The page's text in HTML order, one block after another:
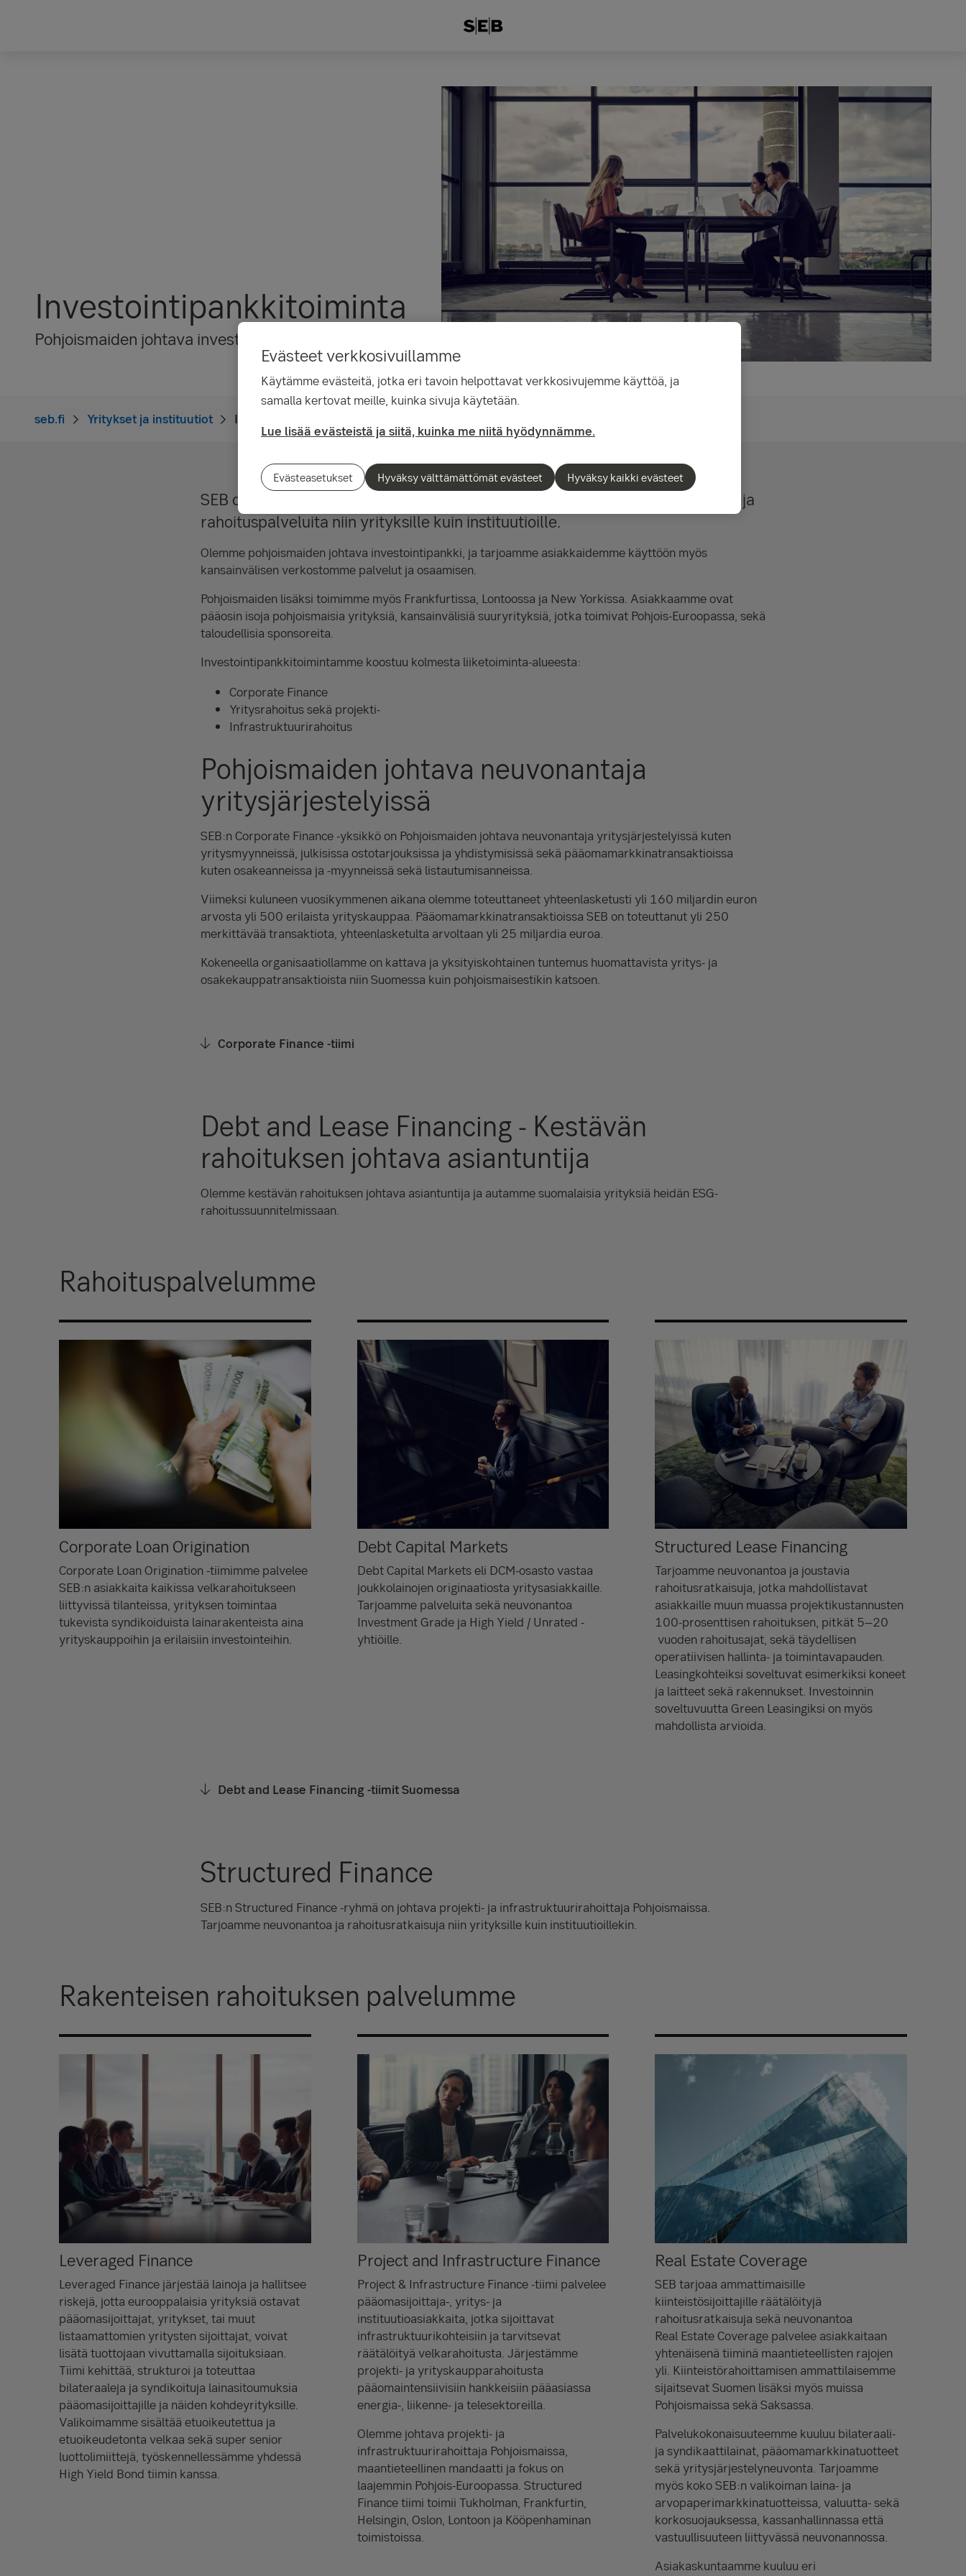
Investointipankkitoiminta
Pohjoismaiden johtava investointipankki
seb.fi Yritykset ja instituutiot Investointipankkipalvelut
SEB on täyden palvelun investointipankki, joka tarjoaa neuvonantopalveluita ja
rahoituspalveluita niin yrityksille kuin instituutioille.
Olemme pohjoismaiden johtava investointipankki, ja tarjoamme asiakkaidemme käyttöön myös
kansainvälisen verkostomme palvelut ja osaamisen.
Pohjoismaiden lisäksi toimimme myös Frankfurtissa, Lontoossa ja New Yorkissa. Asiakkaamme ovat
pääosin isoja pohjoismaisia yrityksiä, kansainvälisiä suuryrityksiä, jotka toimivat Pohjois-Euroopassa, sekä
taloudellisia sponsoreita.
Investointipankkitoimintamme koostuu kolmesta liiketoiminta-alueesta:
Corporate Finance
Yritysrahoitus sekä projekti-
Infrastruktuurirahoitus
Pohjoismaiden johtava neuvonantaja
yritysjärjestelyissä
SEB:n Corporate Finance -yksikkö on Pohjoismaiden johtava neuvonantaja yritysjärjestelyissä kuten
yritysmyynneissä, julkisissa ostotarjouksissa ja yhdistymisissä sekä pääomamarkkinatransaktioissa
kuten osakeanneissa ja -myynneissä sekä listautumisanneissa.
Viimeksi kuluneen vuosikymmenen aikana olemme toteuttaneet yhteenlasketusti yli 160 miljardin euron
arvosta yli 500 erilaista yrityskauppaa. Pääomamarkkinatransaktioissa SEB on toteuttanut yli 250
merkittävää transaktiota, yhteenlasketulta arvoltaan yli 25 miljardia euroa.
Kokeneella organisaatiollamme on kattava ja yksityiskohtainen tuntemus huomattavista yritys- ja
osakekauppatransaktioista niin Suomessa kuin pohjoismaisestikin katsoen.
Corporate Finance -tiimi
Debt and Lease Financing - Kestävän
rahoituksen johtava asiantuntija
Olemme kestävän rahoituksen johtava asiantuntija ja autamme suomalaisia yrityksiä heidän ESG-
rahoitussuunnitelmissaan.
Rahoituspalvelumme
Corporate Loan Origination
Corporate Loan Origination -tiimimme palvelee
SEB:n asiakkaita kaikissa velkarahoitukseen
liittyvissä tilanteissa, yrityksen toimintaa
tukevista syndikoiduista lainarakenteista aina
yrityskauppoihin ja erilaisiin investointeihin.
Debt Capital Markets
Debt Capital Markets eli DCM-osasto vastaa
joukkolainojen originaatiosta yritysasiakkaille.
Tarjoamme palveluita sekä neuvonantoa
Investment Grade ja High Yield / Unrated -
yhtiöille.
Structured Lease Financing
Tarjoamme neuvonantoa ja joustavia
rahoitusratkaisuja, jotka mahdollistavat
asiakkaille muun muassa projektikustannusten
100-prosenttisen rahoituksen, pitkät 5–20
vuoden rahoitusajat, sekä täydellisen
operatiivisen hallinta- ja toimintavapauden.
Leasingkohteiksi soveltuvat esimerkiksi koneet
ja laitteet sekä rakennukset. Investoinnin
soveltuvuutta Green Leasingiksi on myös
mahdollista arvioida.
Debt and Lease Financing -tiimit Suomessa
Structured Finance
SEB:n Structured Finance -ryhmä on johtava projekti- ja infrastruktuurirahoittaja Pohjoismaissa.
Tarjoamme neuvonantoa ja rahoitusratkaisuja niin yrityksille kuin instituutioillekin.
Rakenteisen rahoituksen palvelumme
Leveraged Finance
Leveraged Finance järjestää lainoja ja hallitsee
riskejä, jotta eurooppalaisia yrityksiä ostavat
pääomasijoittajat, yritykset, tai muut
listaamattomien yritysten sijoittajat, voivat
lisätä tuottojaan vivuttamalla sijoituksiaan.
Tiimi kehittää, strukturoi ja toteuttaa
bilateraaleja ja syndikoituja lainasitoumuksia
pääomasijoittajille ja näiden kohdeyrityksille.
Valikoimamme sisältää etuoikeutettua ja
etuoikeudetonta velkaa sekä super senior
luottolimiittejä, työskennellessämme yhdessä
High Yield Bond tiimin kanssa.
Project and Infrastructure Finance
Project & Infrastructure Finance -tiimi palvelee
pääomasijoittaja-, yritys- ja
instituutioasiakkaita, jotka sijoittavat
infrastruktuurikohteisiin ja tarvitsevat
räätälöityä velkarahoitusta. Järjestämme
projekti- ja yrityskaupparahoitusta
pääomaintensiivisiin hankkeisiin pääasiassa
energia-, liikenne- ja telesektoreilla.
Olemme johtava projekti- ja
infrastruktuurirahoittaja Pohjoismaissa,
maantieteellinen mandaatti ja fokus on
laajemmin Pohjois-Euroopassa. Structured
Finance tiimi toimii Tukholman, Frankfurtin,
Helsingin, Oslon, Lontoon ja Kööpenhaminan
toimistoissa.
Real Estate Coverage
SEB tarjoaa ammattimaisille
kiinteistösijoittajille räätälöityjä
rahoitusratkaisuja sekä neuvonantoa
Real Estate Coverage palvelee asiakkaitaan
yhtenäisenä tiiminä maantieteellisten rajojen
yli. Kiinteistörahoittamisen ammattilaisemme
sijaitsevat Suomen lisäksi myös muissa
Pohjoismaissa sekä Saksassa.
Palvelukokonaisuuteemme kuuluu bilateraali-
ja syndikaattilainat, pääomamarkkinatuotteet
sekä yritysjärjestelyneuvonta. Tarjoamme
myös koko SEB:n valikoiman laina- ja
arvopaperimarkkinatuotteissa, valuutta- sekä
korkosuojauksessa, kassanhallinnassa että
vastuullisuuteen liittyvässä neuvonannossa.
Asiakaskuntaamme kuuluu eri
Evästeet verkkosivuillamme
Käytämme evästeitä, jotka eri tavoin helpottavat verkkosivujemme käyttöä, ja
samalla kertovat meille, kuinka sivuja käytetään.
Lue lisää evästeistä ja siitä, kuinka me niitä hyödynnämme.
Evästeasetukset Hyväksy välttämättömät evästeet Hyväksy kaikki evästeet